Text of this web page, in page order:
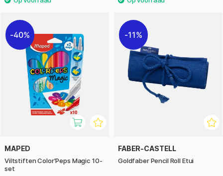
40%
MAPED
Viltstiften Color’Peps Magic 10-
set
11%
FABER-CASTELL
Goldfaber Pencil Roll Etui